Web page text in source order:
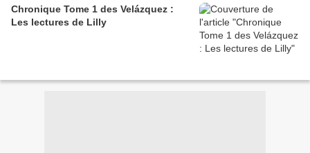
Chronique Tome 1 des Velázquez :
Les lectures de Lilly